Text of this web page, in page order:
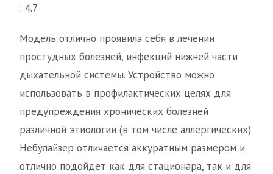
: 4.7
Модель отлично проявила себя в лечении
простудных болезней, инфекций нижней части
дыхательной системы. Устройство можно
использовать в профилактических целях для
предупреждения хронических болезней
различной этиологии (в том числе аллергических).
Небулайзер отличается аккуратным размером и
отлично подойдет как для стационара, так и для